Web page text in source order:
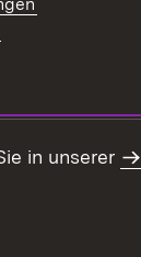
in unserer